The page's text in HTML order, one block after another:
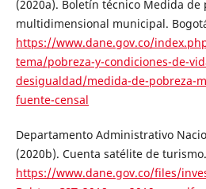
(2020a). Boletín técnico Medida de
multidimensional municipal.
https://www.dane.gov.co/
tema/pobreza-y-condiciones-de-
desigualdad/medida-de-pobreza-
fuente-censal
Departamento Administrativo
(2020b). Cuenta satélite de
https://www.dane.gov.co/files/